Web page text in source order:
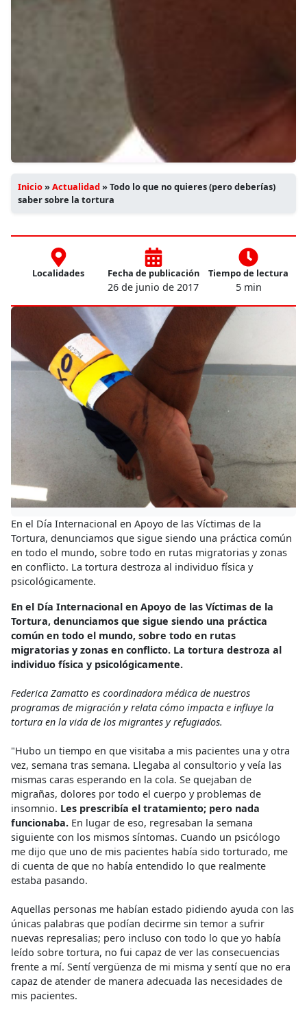
Inicio»Actualidad»Todo lo que no quieres (pero deberías)
saber sobre la tortura
Localidades Fecha de publicación
26 de junio de 2017
Tiempo de lectura
5 min
En el Día Internacional en Apoyo de las Víctimas de la
Tortura, denunciamos que sigue siendo una práctica común
en todo el mundo, sobre todo en rutas migratorias y zonas
en conflicto. La tortura destroza al individuo física y
psicológicamente.
En el Día Internacional en Apoyo de las Víctimas de la
Tortura, denunciamos que sigue siendo una práctica
común en todo el mundo, sobre todo en rutas
migratorias y zonas en conflicto. La tortura destroza al
individuo física y psicológicamente.
Federica Zamatto es coordinadora médica de nuestros
programas de migración y relata cómo impacta e influye la
tortura en la vida de los migrantes y refugiados.
"Hubo un tiempo en que visitaba a mis pacientes una y otra
vez, semana tras semana. Llegaba al consultorio y veía las
mismas caras esperando en la cola. Se quejaban de
migrañas, dolores por todo el cuerpo y problemas de
insomnio. Les prescribía el tratamiento; pero nada
funcionaba. En lugar de eso, regresaban la semana
siguiente con los mismos síntomas. Cuando un psicólogo
me dijo que uno de mis pacientes había sido torturado, me
di cuenta de que no había entendido lo que realmente
estaba pasando.
Aquellas personas me habían estado pidiendo ayuda con las
únicas palabras que podían decirme sin temor a sufrir
nuevas represalias; pero incluso con todo lo que yo había
leído sobre tortura, no fui capaz de ver las consecuencias
frente a mí. Sentí vergüenza de mi misma y sentí que no era
capaz de atender de manera adecuada las necesidades de
mis pacientes.